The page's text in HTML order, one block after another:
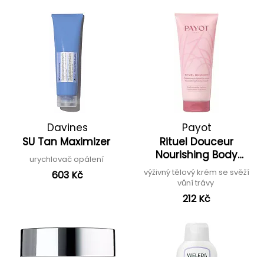
Davines
SU Tan Maximizer
urychlovač opálení
603 Kč
Payot
Rituel Douceur
Nourishing Body
Cream Fresh Grass
výživný tělový krém se svěží
vůní trávy
212 Kč